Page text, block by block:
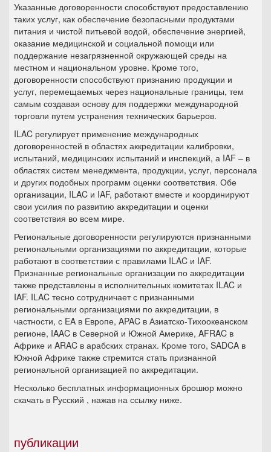
Указанные договоренности способствуют предоставлению
таких услуг, как обеспечение безопасными продуктами
питания и чистой питьевой водой, обеспечение энергией,
оказание медицинской и социальной помощи или
поддержание незагрязненной окружающей среды на
местном и национальном уровне. Кроме того,
договоренности способствуют признанию продукции и
услуг, перемещаемых через национальные границы, тем
самым создавая основу для поддержки международной
торговли путем устранения технических барьеров.
ILAC регулирует применение международных
договоренностей в областях аккредитации калибровки,
испытаний, медицинских испытаний и инспекций, а IAF – в
областях систем менеджмента, продукции, услуг, персонала
и других подобных программ оценки соответствия. Обе
организации, ILAC и IAF, работают вместе и координируют
свои усилия по развитию аккредитации и оценки
соответствия во всем мире.
Региональные договоренности регулируются признанными
региональными организациями по аккредитации, которые
работают в соответствии с правилами ILAC и IAF.
Признанные региональные организации по аккредитации
также представлены в исполнительных комитетах ILAC и
IAF. ILAC тесно сотрудничает с признанными
региональными организациями по аккредитации, в
частности, с EA в Европе, APAC в Азиатско-Тихоокеанском
регионе, IAAC в Северной и Южной Америке, AFRAC в
Африке и ARAC в арабских странах. Кроме того, SADCA в
Южной Африке также стремится стать признанной
региональной организацией по аккредитации.
Несколько бесплатных информационных брошюр можно
скачать в Pусский , нажав на ссылку ниже.
публикации